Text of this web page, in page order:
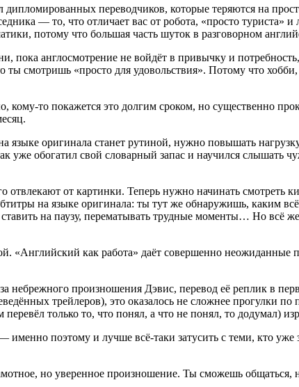
дипломированных переводчиков, которые теряются на
— то, что отличает вас от робота, «просто туриста» и
потому что большая часть шуток в разговорном
пока англосмотрение не войдёт в привычку и
смотришь «просто для удовольствия». Потому что
кому-то покажется это долгим сроком, но существенно
языке оригинала станет рутиной, нужно повышать
уже обогатил свой словарный запас и научился слышать
от картинки. Теперь нужно начинать смотреть
на языке оригинала: ты тут же обнаружишь, каким
на паузу, перематывать трудные моменты… Но всё
«Английский как работа» даёт совершенно неожиданные
произношения Дэвис, перевод её реплик в
трейлеров), это оказалось не сложнее прогулки
только то, что понял, а что не понял, то додумал)
поэтому и лучше всё-таки затусить с теми, кто
но уверенное произношение. Ты сможешь общаться,